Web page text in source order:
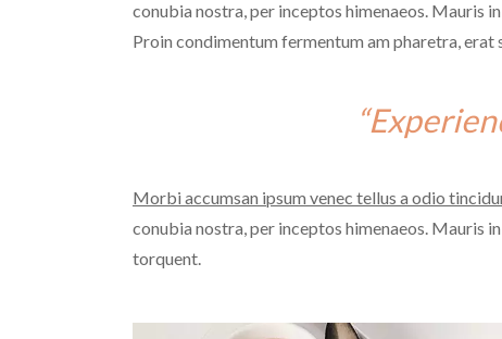
conubia nostra, per inceptos himenaeos. Mauris
Proin condimentum fermentum am pharetra, erat
Morbi accumsan ipsum venec tellus a odio
conubia nostra, per inceptos himenaeos. Mauris
torquent.